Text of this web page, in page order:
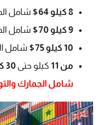
8 كيلو 64$
شامل
9 كيلو 70$
شامل
10 كيلو 75$
شامل
من 11
كيلو حتى 30 كيلو 7$
شامل الجمارك